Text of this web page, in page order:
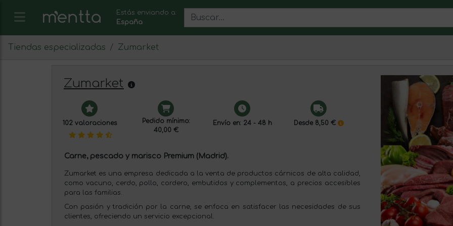
Estás enviando a:
España
Tiendas especializadas Zumarket
Zumarket
102 valoraciones
Pedido mínimo:
40,00 €
Envío en: 24 - 48 h Desde 8,50 €
Carne, pescado y marisco Premium (Madrid).
Zumarket es una empresa dedicada a la venta de productos cárnicos de alta calidad,
como vacuno, cerdo, pollo, cordero, embutidos y complementos, a precios accesibles
para las familias.
Con pasión y tradición por la carne, se enfoca en satisfacer las necesidades de sus
clientes, ofreciendo un servicio excepcional.